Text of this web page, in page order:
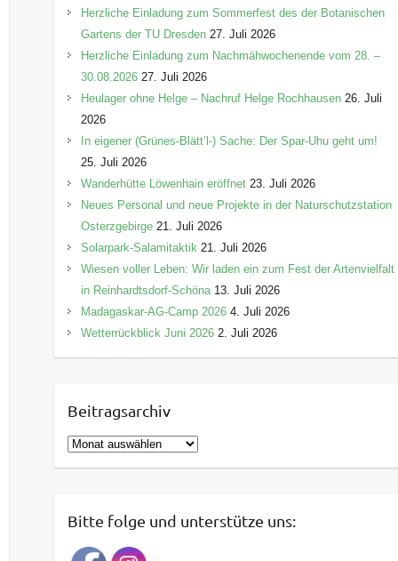
Herzliche Einladung zum Sommerfest des der Botanischen
Gartens der TU Dresden 27. Juli 2026
Herzliche Einladung zum Nachmähwochenende vom 28. –
30.08.2026 27. Juli 2026
Heulager ohne Helge – Nachruf Helge Rochhausen 26. Juli
2026
In eigener (Grünes-Blätt’l-) Sache: Der Spar-Uhu geht um!
25. Juli 2026
Wanderhütte Löwenhain eröffnet 23. Juli 2026
Neues Personal und neue Projekte in der Naturschutzstation
Osterzgebirge 21. Juli 2026
Solarpark-Salamitaktik 21. Juli 2026
Wiesen voller Leben: Wir laden ein zum Fest der Artenvielfalt
in Reinhardtsdorf-Schöna 13. Juli 2026
Madagaskar-AG-Camp 2026 4. Juli 2026
Wetterrückblick Juni 2026 2. Juli 2026
Beitragsarchiv
B
e
rBitte folge und unterstütze uns: